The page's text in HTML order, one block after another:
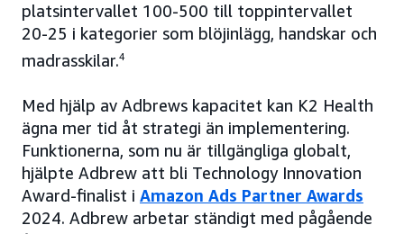
platsintervallet 100-500 till toppintervallet
20-25 i kategorier som blöjinlägg, handskar och
madrasskilar.4
Med hjälp av Adbrews kapacitet kan K2 Health
ägna mer tid åt strategi än implementering.
Funktionerna, som nu är tillgängliga globalt,
hjälpte Adbrew att bli Technology Innovation
Award-finalist i Amazon Ads Partner Awards
2024. Adbrew arbetar ständigt med pågående